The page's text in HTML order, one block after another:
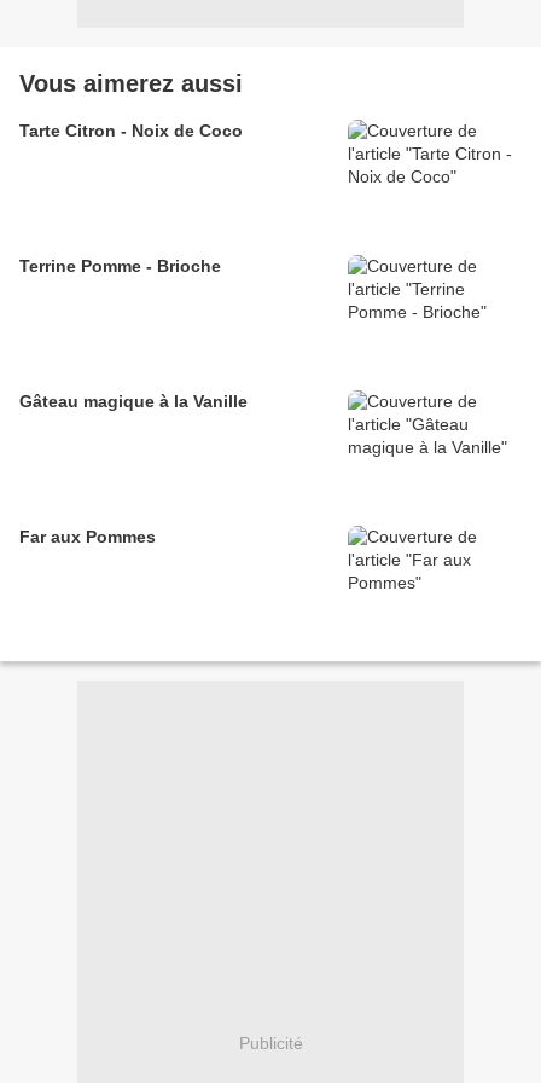
Vous aimerez aussi
Tarte Citron - Noix de Coco
Terrine Pomme - Brioche
Gâteau magique à la Vanille
Far aux Pommes
Publicité